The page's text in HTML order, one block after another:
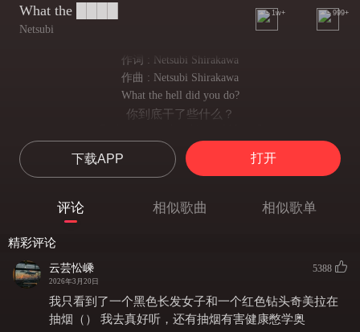
What the ████
Netsubi
1w+ 999+
作词 : Netsubi Shirakawa
作曲 : Netsubi Shirakawa
What the hell did you do?
你到底干了些什么？
知道闯了什么祸吗？
Did you think it all through?
想过后路是什么吗？
这一切你都无法挽回
I still see, on your face,
可你脸上还是挂着
下载APP 打开
评论 相似歌曲 相似歌单
精彩评论
云芸忪嵊
2026年3月20日
5388
我只看到了一个黑色长发女子和一个红色钻头奇美拉在
抽烟（） 我去真好听，还有抽烟有害健康憋学奥